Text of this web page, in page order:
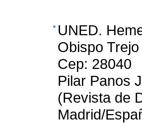
UNED.
Obispo Trejo
Cep: 28040
Pilar Panos
(Revista de
Madrid/